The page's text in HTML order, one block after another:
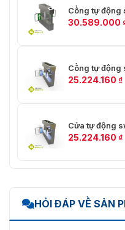
Cổng tự động
30.589.000
Cổng tự động
25.224.160 ₫
Cửa tự động
25.224.160 ₫
HỎI ĐÁP VỀ SẢN